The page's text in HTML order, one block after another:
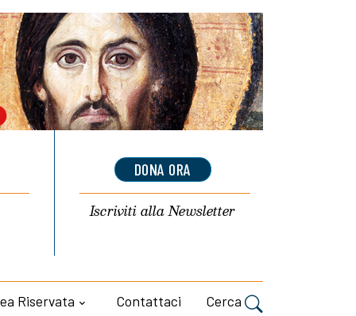
DONA ORA
Iscriviti allaNewsletter
Riservata Contattaci Cerca